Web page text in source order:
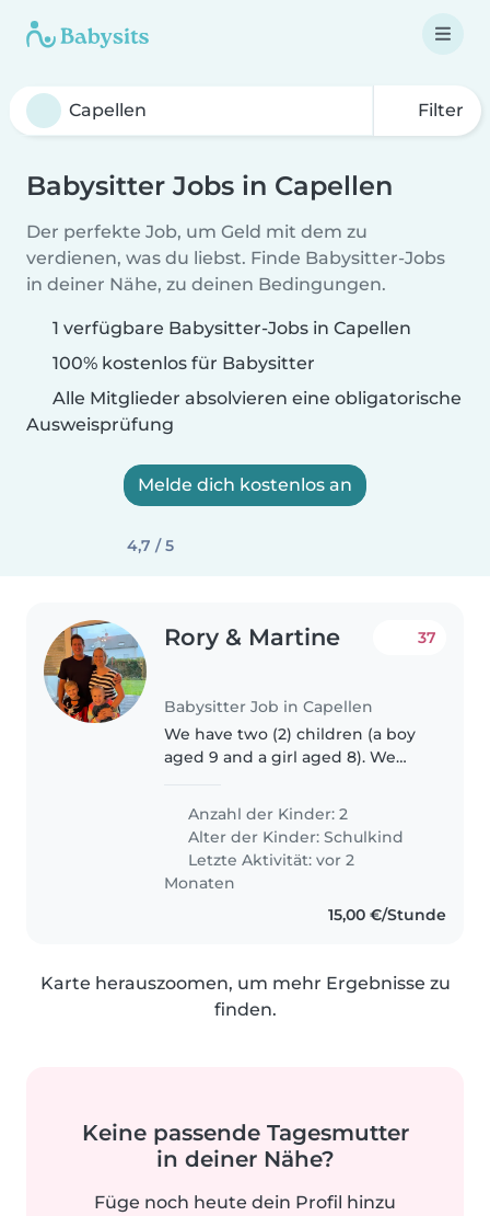
Filter
Babysitter Jobs in Capellen
Der perfekte Job, um Geld mit dem zu
verdienen, was du liebst. Finde Babysitter-Jobs
in deiner Nähe, zu deinen Bedingungen.
1 verfügbare Babysitter-Jobs in Capellen
100% kostenlos für Babysitter
Alle Mitglieder absolvieren eine obligatorische
Ausweisprüfung
Melde dich kostenlos an
4,7 / 5
Rory & Martine
Babysitter Job in Capellen
37
We have two (2) children (a boy
aged 9 and a girl aged 8). We
two (2) afternoons and/or
evenings per week. We need
someone with their own car to
pick..
Anzahl der Kinder: 2
Alter der Kinder:Schulkind
Letzte Aktivität: vor 2
Monaten
15,00 €/Stunde
Karte herauszoomen, um mehr Ergebnisse zu
finden.
Keine passende Tagesmutter
in deiner Nähe?
Füge noch heute dein Profil hinzu